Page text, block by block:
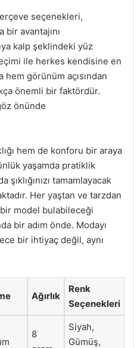
seçenekleri,
avantajını
kalp şeklindeki yüz
ile herkes kendisine en
görünüm açısından
önemli bir faktördür.
önünde
hem de konforu bir araya
yaşamda pratiklik
tamamlayacak
Her yaştan ve tarzdan
model bulabileceği
bir adım önde. Modayı
bir ihtiyaç değil, aynı
Ağırlık
Renk
Seçenekleri
8
Siyah,
Gümüş,